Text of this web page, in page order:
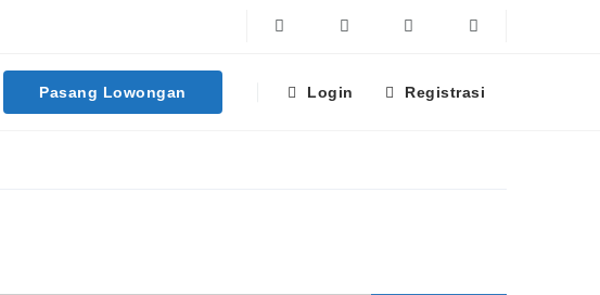
Facebook Linkedin
Pasang Lowongan Login Registrasi